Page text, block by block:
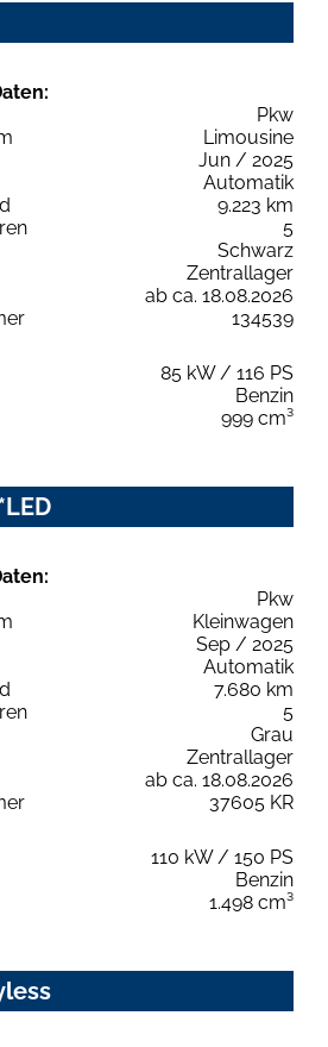
Pkw
Limousine
Jun / 2025
Automatik
9.223 km
5
Schwarz
Zentrallager
ab ca. 18.08.2026
134539
85 kW / 116 PS
Benzin
999 cm³
Pkw
Kleinwagen
Sep / 2025
Automatik
7.680 km
5
Grau
Zentrallager
ab ca. 18.08.2026
37605 KR
110 kW / 150 PS
Benzin
1.498 cm³